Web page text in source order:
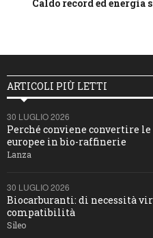
Caldo record ed energia
ARTICOLI PIÙ LETTI
30 LUGLIO 2026
Perché conviene convertire
europee in bio-raffinerie
Lanza
30 LUGLIO 2026
Biocarburanti: di necessità
compatibilità
Sileo